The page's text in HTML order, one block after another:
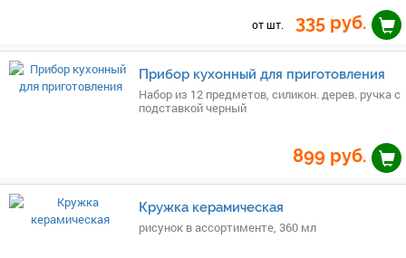
от шт. 335 руб.
Прибор кухонный для приготовления
Набор из 12 предметов, силикон. дерев. ручка с
подставкой черный
899 руб.
Кружка керамическая
рисунок в ассортименте, 360 мл